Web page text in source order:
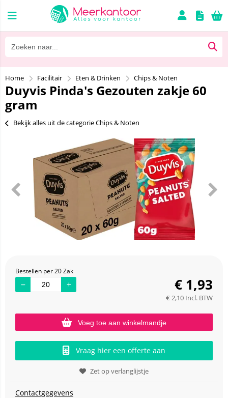
Home Facilitair Eten & Drinken Chips & Noten
Duyvis Pinda's Gezouten zakje 60
gram
Bekijk alles uit de categorie Chips & Noten
Bestellen per 20 Zak
€ 1,93
€ 2,10 Incl. BTW
Voeg toe aan winkelmandje
Vraag hier een offerte aan
Zet op verlanglijstje
Contactgegevens